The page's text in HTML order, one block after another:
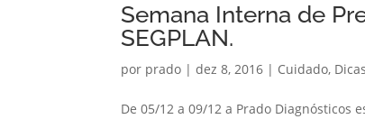
Semana Interna de
SEGPLAN.
por prado |dez 8, 2016 | Cuidado,
De 05/12 a 09/12 a Prado Diagnósticos